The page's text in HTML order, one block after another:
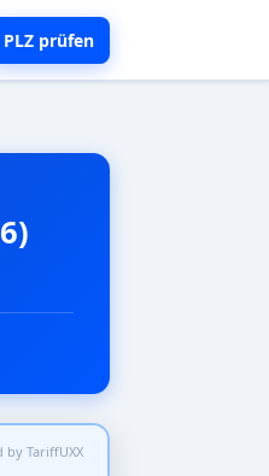
PLZ prüfen
by TariffUXX